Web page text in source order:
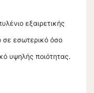
εξαιρετικής
σε εσωτερικό όσο
υψηλής ποιότητας.